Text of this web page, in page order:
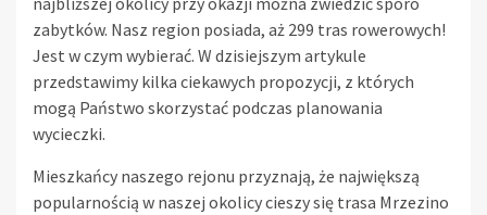
zabytków. Nasz region posiada, aż 299 tras rowerowych!
Jest w czym wybierać. W dzisiejszym artykule
przedstawimy kilka ciekawych propozycji, z których
mogą Państwo skorzystać podczas planowania
wycieczki.
Mieszkańcy naszego rejonu przyznają, że największą
popularnością w naszej okolicy cieszy się trasa Mrzezino